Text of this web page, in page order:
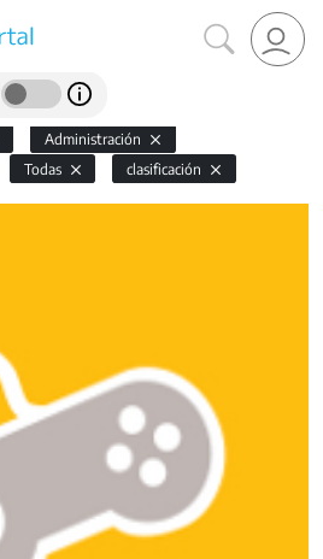
Administración
Todas clasificación